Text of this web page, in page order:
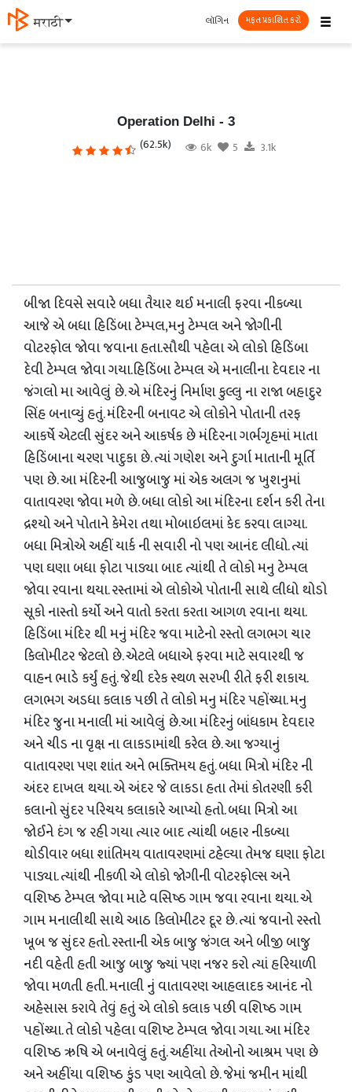
தமிழ் ☰
લૉગિન મફત પ્રકાશિત કરો
Operation Delhi - 3
(62.5k) 6k 5 3.1k
બીજા દિવસે સવારે બધા તૈયાર થઈ મનાલી ફરવા નીકળ્યા
આજે એ બધા હિડિંબા ટેમ્પલ,મનુ ટેમ્પલ અને જોગીની
વોટરફોલ જોવા જવાના હતા.સૌથી પહેલા એ લોકો હિડિંબા
દેવી ટેમ્પલ જોવા ગયા.હિડિંબા ટેમ્પલ એ મનાલીના દેવદાર ના
જંગલો મા આવેલું છે. એ મંદિરનું નિર્માણ કુલ્લુ ના રાજા બહાદુર
સિંહ બનાવ્યું હતું. મંદિરની બનાવટ એ લોકોને પોતાની તરફ
આકર્ષે એટલી સુંદર અને આકર્ષક છે મંદિરના ગર્ભગૃહમાં માતા
હિડિંબાના ચરણ પાદુકા છે. ત્યાં ગણેશ અને દુર્ગા માતાની મૂર્તિ
પણ છે. આ મંદિરની આજુબાજુ માં એક અલગ જ ખુશનુમાં
વાતાવરણ જોવા મળે છે. બધા લોકો આ મંદિરના દર્શન કરી તેના
દ્રશ્યો અને પોતાને કેમેરા તથા મોબાઇલમાં કેદ કરવા લાગ્યા.
બધા મિત્રોએ અહીં યાર્ક ની સવારી નો પણ આનંદ લીધો. ત્યાં
પણ ઘણા બધા ફોટા પાડ્યા બાદ ત્યાંથી તે લોકો મનુ ટેમ્પલ
જોવા રવાના થયા. રસ્તામાં એ લોકોએ પોતાની સાથે લીધો થોડો
સૂકો નાસ્તો કર્યો અને વાતો કરતા કરતા આગળ રવાના થયા.
હિડિંબા મંદિર થી મનું મંદિર જવા માટેનો રસ્તો લગભગ ચાર
કિલોમીટર જેટલો છે. એટલે બધાએ ફરવા માટે સવારથી જ
વાહન ભાડે કર્યું હતું. જેથી દરેક સ્થળ સરખી રીતે ફરી શકાય.
લગભગ અડધા કલાક પછી તે લોકો મનુ મંદિર પહોંચ્યા. મનુ
મંદિર જુના મનાલી માં આવેલું છે.આ મંદિરનું બાંધકામ દેવદાર
અને ચીડ ના વૃક્ષ ના લાકડામાંથી કરેલ છે. આ જગ્યાનું
વાતાવરણ પણ શાંત અને ભક્તિમય હતું. બધા મિત્રો મંદિર ની
અંદર દાખલ થયા. એ અંદર જે લાકડા હતા તેમાં કોતરણી કરી
કલાનો સુંદર પરિચય કલાકારે આપ્યો હતો. બધા મિત્રો આ
જોઈને દંગ જ રહી ગયા ત્યાર બાદ ત્યાંથી બહાર નીકળ્યા
થોડીવાર બધા શાંતિમય વાતાવરણમાં ટહેલ્યા તેમજ ઘણા ફોટા
પાડ્યા. ત્યાંથી નીકળી એ લોકો જોગીની વોટરફોલ્સ અને
વશિષ્ઠ ટેમ્પલ જોવા માટે વસિષ્ઠ ગામ જવા રવાના થયા. એ
ગામ મનાલીથી સાથે આઠ કિલોમીટર દૂર છે. ત્યાં જવાનો રસ્તો
ખૂબ જ સુંદર હતો. રસ્તાની એક બાજુ જંગલ અને બીજી બાજુ
નદી વહેતી હતી આજુ બાજુ જ્યાં પણ નજર કરો ત્યાં હરિયાળી
જોવા મળતી હતી. મનાલી નું વાતાવરણ આહલાદક આનંદ નો
અહેસાસ કરાવે તેવું હતું એ લોકો કલાક પછી વશિષ્ઠ ગામ
પહોંચ્યા. તે લોકો પહેલા વશિષ્ટ ટેમ્પલ જોવા ગયા. આ મંદિર
વશિષ્ઠ ઋષિ એ બનાવેલું હતું. અહીંયા તેઓનો આશ્રમ પણ છે
અને અહીંયા વશિષ્ઠ કુંડ પણ આવેલો છે. જેમાં જમીન માંથી